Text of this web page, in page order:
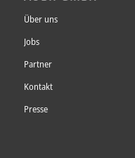
Über uns
Jobs
Partner
Kontakt
Presse